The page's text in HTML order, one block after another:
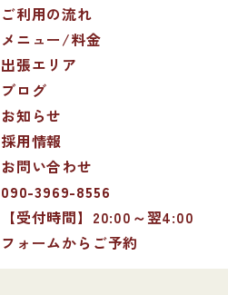
ご利用の流れ
メニュー/料金
出張エリア
ブログ
お知らせ
採用情報
お問い合わせ
090-3969-8556
【受付時間】20:00～翌4:00
フォームからご予約